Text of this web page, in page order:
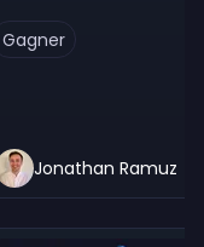
Gagner
Jonathan Ramuz